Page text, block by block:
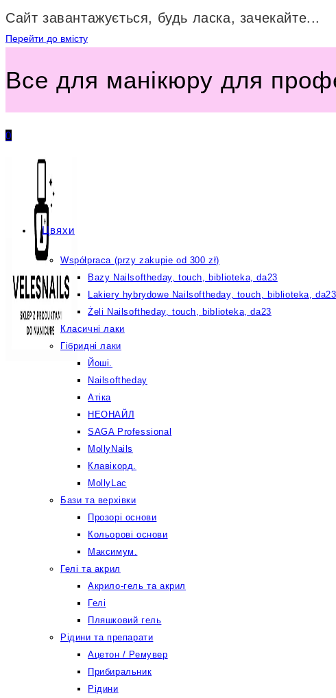
Сайт завантажується, будь ласка, зачекайте...
Перейти до вмісту
Все для манікюру для
0
Цвяхи
Współpraca (przy zakupie od 300 zł)
Bazy Nailsoftheday, touch, biblioteka, da23
Lakiery hybrydowe Nailsoftheday, touch, biblioteka, da23
Żeli Nailsoftheday, touch, biblioteka, da23
Класичні лаки
Гібридні лаки
Йоші.
Nailsoftheday
Атіка
НЕОНАЙЛ
SAGA Professional
MollyNails
Клавікорд.
MollyLac
Бази та верхівки
Прозорі основи
Кольорові основи
Максимум.
Гелі та акрил
Акрило-гель та акрил
Гелі
Пляшковий гель
Рідини та препарати
Ацетон / Ремувер
Прибиральник
Рідини